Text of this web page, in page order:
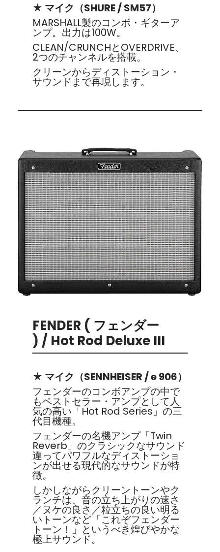
★ マイク（SHURE / SM57）
MARSHALL製のコンボ・ギターア
ンプ。出力は100W。
CLEAN/CRUNCHとOVERDRIVE、
2つのチャンネルを搭載。
クリーンからディストーション・
サウンドまで再現します。
FENDER ( フェンダー
) / Hot Rod Deluxe III
★ マイク（SENNHEISER / e 906）
フェンダーのコンボアンプの中で
もベストセラー・アンプとして人
気の高い「Hot Rod Series」の三
代目機種。
フェンダーの名機アンプ「Twin
Reverb」のクラシックなサウンド
違ってパワフルなディストーショ
ンが出せる現代的なサウンドが特
徴。
しかしながらクリーントーンやク
ランチは、音の立ち上がりの速さ
／ヌケの良さ／粒立ちの良い明る
いトーンなど「これぞフェンダー
トーン！」というべき煌びやかな
極上サウンド。